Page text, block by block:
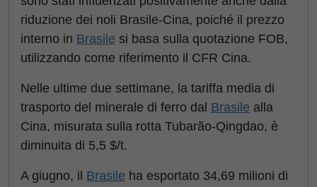
riduzione dei noli Brasile-Cina, poiché il prezzo
interno in Brasile si basa sulla quotazione FOB,
utilizzando come riferimento il CFR Cina.
Nelle ultime due settimane, la tariffa media di
trasporto del minerale di ferro dal Brasile alla
Cina, misurata sulla rotta Tubarão-Qingdao, è
diminuita di 5,5 $/t.
A giugno, il Brasile ha esportato 34,69 milioni di